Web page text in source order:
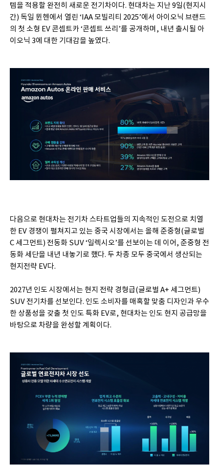
템을 적용할 완전히 새로운 전기차이다. 현대차는 지난 9일(현지시
간) 독일 뮌헨에서 열린 ‘IAA 모빌리티 2025’에서 아이오닉 브랜드
의 첫 소형 EV 콘셉트카 ‘콘셉트 쓰리’를 공개하며, 내년 출시될 아
이오닉 3에 대한 기대감을 높였다.
다음으로 현대차는 전기차 스타트업들의 지속적인 도전으로 치열
한 EV 경쟁이 펼쳐지고 있는 중국 시장에서는 올해 준중형(글로벌
C 세그먼트) 전동화 SUV ‘일렉시오’를 선보이는 데 이어, 준중형 전
동화 세단을 내년 내놓기로 했다. 두 차종 모두 중국에서 생산되는
현지전략 EV다.
2027년 인도 시장에서는 현지 전략 경형급(글로벌 A+ 세그먼트)
SUV 전기차를 선보인다. 인도 소비자를 매혹할 맞춤 디자인과 우수
한 상품성을 갖출 첫 인도 특화 EV로, 현대차는 인도 현지 공급망을
바탕으로 차량을 완성할 계획이다.